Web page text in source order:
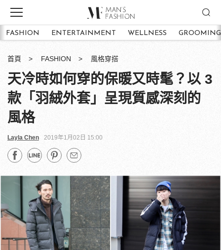
FASHION ENTERTAINMENT WELLNESS GROOMING
首頁 FASHION 風格穿搭
天冷時如何穿的保暖又時髦？以 3
款「羽絨外套」呈現質感深刻的
風格
Layla Chen 2019年1月02日 15:00